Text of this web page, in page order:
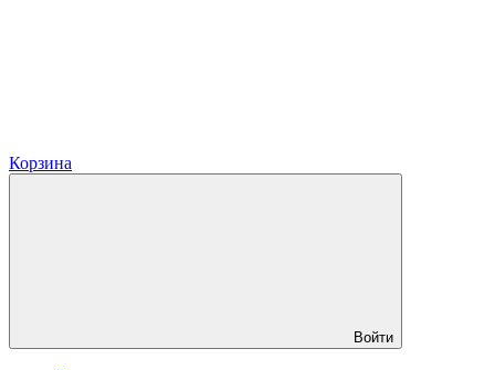
Корзина
Войти